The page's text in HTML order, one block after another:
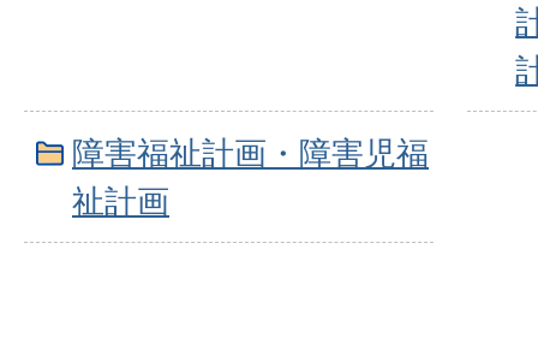
障害福祉計画・障害児福
祉計画